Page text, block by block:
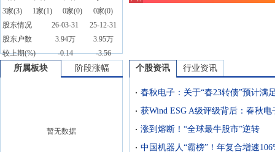
3家(3) 1家(1) 0家(0) 0家(0)
股东情况
26-03-31
25-12-31
股东户数
3.94万
3.95万
较上期(%)
-0.14 -3.56
所属板块 阶段涨幅
暂无数据
个股资讯 行业资讯
涨到熔断！“全球最牛股市”逆转